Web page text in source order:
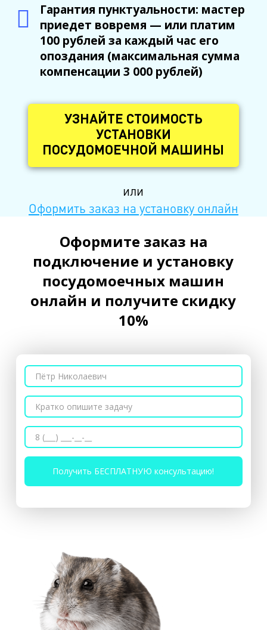
Гарантия пунктуальности: мастер
приедет вовремя — или платим
100 рублей за каждый час его
опоздания (максимальная сумма
компенсации 3 000 рублей)
УЗНАЙТЕ СТОИМОСТЬ
УСТАНОВКИ
ПОСУДОМОЕЧНОЙ МАШИНЫ
или
Оформить заказ на установку онлайн
Оформите заказ на
подключение и установку
посудомоечных машин
онлайн и получите скидку
10%